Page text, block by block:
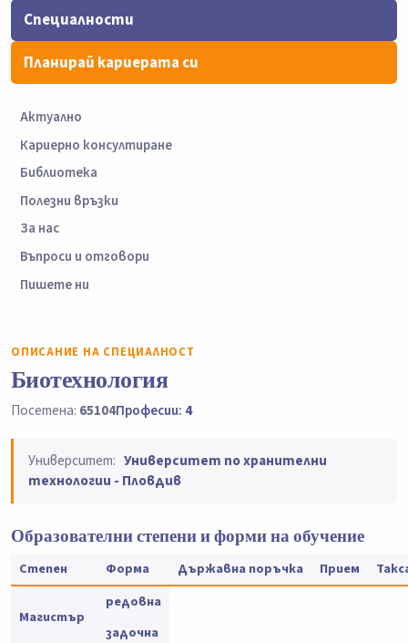
Специалности
Планирай кариерата си
Актуално
Кариерно консултиране
Библиотека
Полезни връзки
За нас
Въпроси и отговори
Пишете ни
ОПИСАНИЕ НА СПЕЦИАЛНОСТ
Биотехнология
Посетена: 65104Професии: 4
Университет: Университет по хранителни
технологии - Пловдив
Образователни степени и форми на обучение
Степен Форма Държавна поръчка Прием
Магистър
редовна
задочна